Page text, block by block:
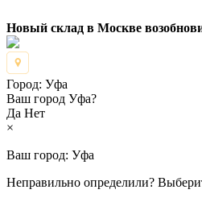
Новый склад в Москве
Город: Уфа
Ваш город Уфа?
Да Нет
×
Ваш город: Уфа
Неправильно определили?